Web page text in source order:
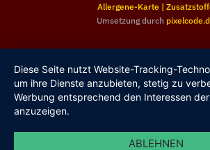
Allergene-Karte |
Umsetzung durch
Diese Seite nutzt Website-Tracking-
um ihre Dienste anzubieten, stetig zu
Werbung entsprechend den Interessen
anzuzeigen.
ABLEHNEN